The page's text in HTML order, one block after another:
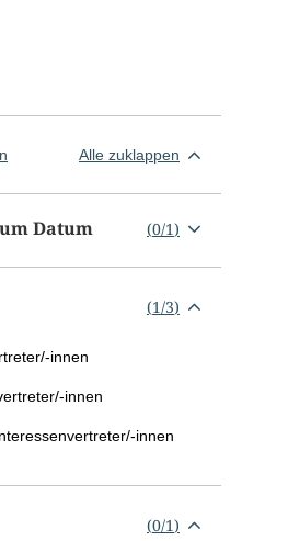
Alle zuklappen
Datum (0/1)
(1/3)
innen
innen
innen
(0/1)